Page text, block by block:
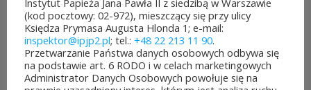
Obywatelskiego Mazowsza.
To mieszkańcy zdecydują,
które pomysły dostaną
Instytut Papieża Jana Pawła II z siedzibą w Warszawie
(kod pocztowy: 02-972), mieszczący się przy ulicy
Księdza Prymasa Augusta Hlonda 1; e-mail:
inspektor@ipjp2.pl; tel.: +48 22 213 11 90.
Przetwarzanie Państwa danych osobowych odbywa się
na podstawie art. 6 RODO i w celach marketingowych
Administrator Danych Osobowych powołuje się na